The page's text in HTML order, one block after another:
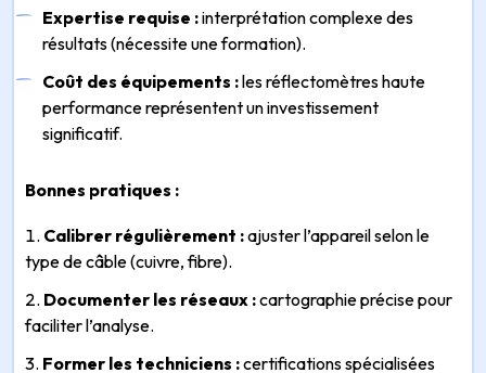
Expertise requise :interprétation complexe des
résultats (nécessite une formation).
Coût des équipements :les réflectomètres haute
performance représentent un investissement
significatif.
Bonnes pratiques :
Calibrer régulièrement :ajuster l’appareil selon le
type de câble (cuivre, fibre).
Documenter les réseaux :cartographie précise pour
faciliter l’analyse.
Former les techniciens :certifications spécialisées